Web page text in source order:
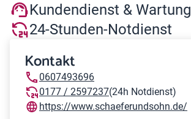
Kundendienst & Wartung
24-Stunden-Notdienst
Kontakt
0607493696
0177 / 2597237(24h Notdienst)
https://www.schaeferundsohn.de/